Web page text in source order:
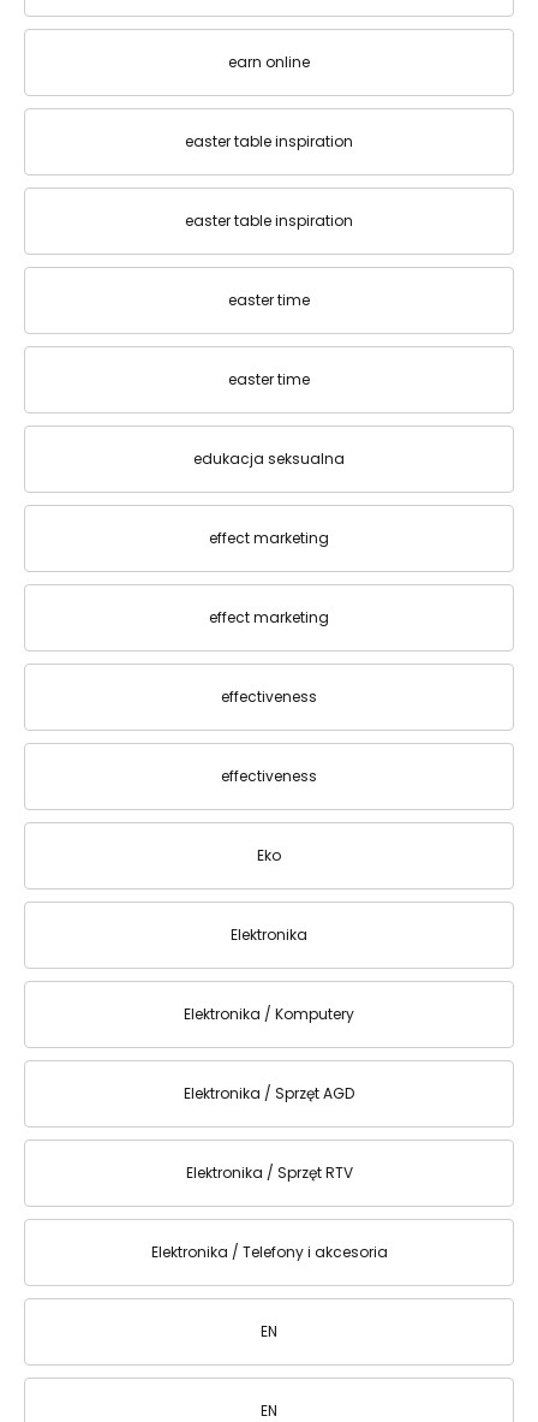
earn online
easter table inspiration
easter table inspiration
easter time
easter time
edukacja seksualna
effect marketing
effect marketing
effectiveness
effectiveness
Eko
Elektronika
Elektronika / Komputery
Elektronika / Sprzęt AGD
Elektronika / Sprzęt RTV
Elektronika / Telefony i akcesoria
EN
EN